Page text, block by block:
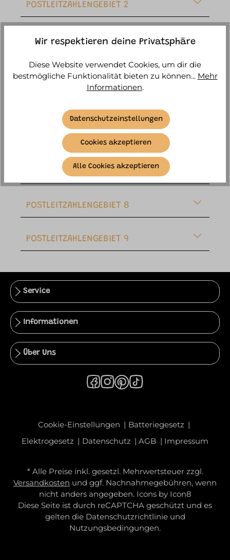
POSTLEITZAHLENGEBIET 2
POSTLEITZAHLENGEBIET 3
POSTLEITZAHLENGEBIET 4
POSTLEITZAHLENGEBIET 6
POSTLEITZAHLENGEBIET 7
POSTLEITZAHLENGEBIET 8
POSTLEITZAHLENGEBIET 9
Service
Informationen
Über Uns
Cookie-Einstellungen
Batteriegesetz
Elektrogesetz
Datenschutz AGB Impressum
* Alle Preise inkl. gesetzl. Mehrwertsteuer zzgl.
Versandkosten und ggf. Nachnahmegebühren, wenn
nicht anders angegeben. Icons by Icon8
Diese Seite ist durch reCAPTCHA geschützt und es
gelten die Datenschutzrichtlinieund
Nutzungsbedingungen.
Wir respektieren deine Privatsphäre
Diese Website verwendet Cookies, um dir die
bestmögliche Funktionalität bieten zu können... Mehr
Informationen.
Datenschutzeinstellungen
Cookies akzeptieren
Alle Cookies akzeptieren